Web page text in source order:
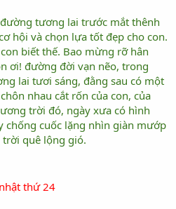
tương lai trước mắt thênh
hội và chọn lựa tốt đẹp cho con.
biết thế. Bao mừng rỡ hân
ơi! đường đời vạn nẽo, trong
lai tươi sáng, đằng sau có một
nhau cắt rốn của con, của
trời đó, ngày xưa có hình
chống cuốc lặng nhìn giàn mướp
quê lộng gió.
thứ 24